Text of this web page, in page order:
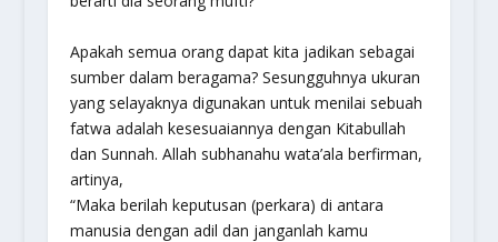
Apakah semua orang dapat kita jadikan sebagai
sumber dalam beragama? Sesungguhnya ukuran
yang selayaknya digunakan untuk menilai sebuah
fatwa adalah kesesuaiannya dengan Kitabullah
dan Sunnah. Allah subhanahu wata’ala berfirman,
artinya,
“Maka berilah keputusan (perkara) di antara
manusia dengan adil dan janganlah kamu